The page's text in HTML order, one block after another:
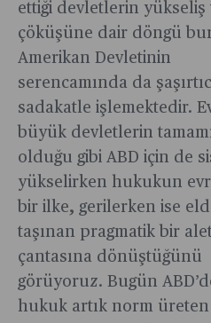
ettiği devletlerin yükseliş
çöküşüne dair döngü
Amerikan Devletinin
serencamında da
sadakatle işlemektedir.
büyük devletlerin
olduğu gibi ABD için de
yükselirken hukukun
bir ilke, gerilerken ise
taşınan pragmatik bir
çantasına dönüştüğünü
görüyoruz. Bugün
hukuk artık norm